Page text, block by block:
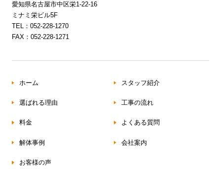
愛知県名古屋市中区栄1-22-16
ミナミ栄ビル5F
TEL：052-228-1270
FAX：052-228-1271
ホーム
選ばれる理由
料金
解体事例
お客様の声
スタッフ紹介
工事の流れ
よくある質問
会社案内